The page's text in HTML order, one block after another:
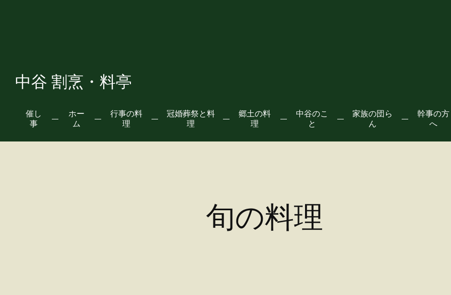
中谷 割烹・料亭
催し
事
ホー
ム
行事の料
理
冠婚葬祭と料
理
郷土の料
理
中谷のこ
と
家族の団ら
ん
幹事の方
へ
旬の料理